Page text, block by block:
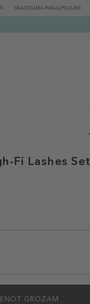
SKAISTUMA PAKALPOJUMI
Fi Lashes Set
GROZAM